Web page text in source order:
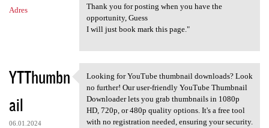
Adres
Thank you for posting when you have the
opportunity, Guess
I will just book mark this page."
YTThumbn
ail
06.01.2024
Looking for YouTube thumbnail
Looking for YouTube thumbnail downloads? Look
no further! Our user-friendly YouTube Thumbnail
Downloader lets you grab thumbnails in 1080p
HD, 720p, or 480p quality options. It's a free tool
with no registration needed, ensuring your security.